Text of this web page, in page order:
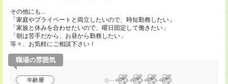
その他にも...
「家庭やプライベートと両立したいので、時短勤務したい」
「家族と休みを合わせたいので、曜日固定して働きたい」
「朝は苦手だから、お昼から勤務したい」
等々、お気軽にご相談下さい！
職場の雰囲気
年齢層